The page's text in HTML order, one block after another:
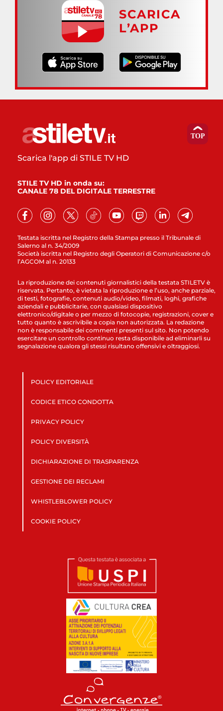
SCARICA
L’APP
Testata iscritta nel Registro della Stampa presso il Tribunale di
Salerno al n. 34/2009
Società iscritta nel Registro degli Operatori di Comunicazione c/o
l’AGCOM al n. 20133
Scarica l'app di STILE TV HD
STILE TV HD in onda su:
CANALE 78 DEL DIGITALE TERRESTRE
La riproduzione dei contenuti giornalistici della testata STILETV è
riservata. Pertanto, è vietata la riproduzione e l’uso, anche parziale,
di testi, fotografie, contenuti audio/video, filmati, loghi, grafiche
aziendali e pubblicitarie, con qualsiasi dispositivo
elettronico/digitale o per mezzo di fotocopie, registrazioni, cover e
tutto quanto è ascrivibile a copia non autorizzata. La redazione
non è responsabile dei commenti presenti sul sito. Non potendo
esercitare un controllo continuo resta disponibile ad eliminarli su
segnalazione qualora gli stessi risultano offensivi e oltraggiosi.
POLICY EDITORIALE
CODICE ETICO CONDOTTA
PRIVACY POLICY
POLICY DIVERSITÀ
DICHIARAZIONE DI TRASPARENZA
GESTIONE DEI RECLAMI
WHISTLEBLOWER POLICY
COOKIE POLICY